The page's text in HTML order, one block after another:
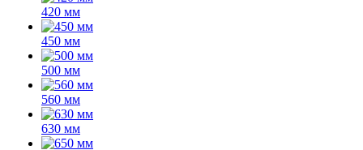
420 мм
450 мм
500 мм
560 мм
630 мм